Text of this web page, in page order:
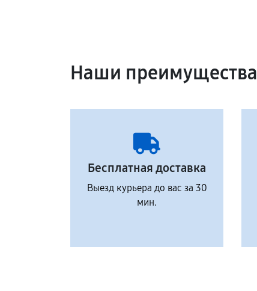
Наши преимущества
Бесплатная доставка
Выезд курьера до вас за 30
мин.